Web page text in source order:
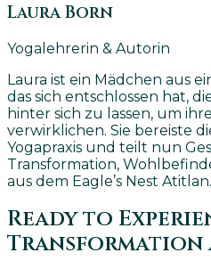
Laura Born
Yogalehrerin & Autorin
Laura ist ein Mädchen aus
das sich entschlossen hat,
hinter sich zu lassen, um
verwirklichen. Sie bereiste
Yogapraxis und teilt nun
Transformation,
aus dem Eagle’s Nest Atitlan.
Ready to
Transformation